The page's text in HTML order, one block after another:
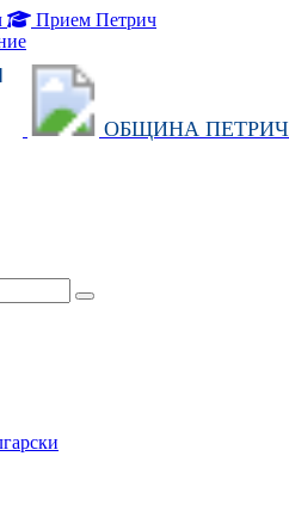
Прием Петрич
ОБЩИНА ПЕТРИЧ